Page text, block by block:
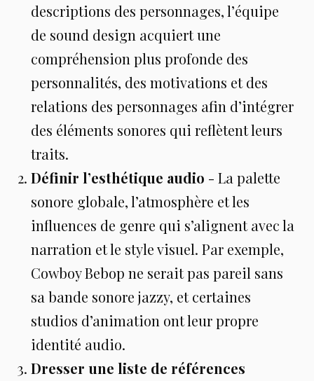
descriptions des personnages, l’équipe
de sound design acquiert une
compréhension plus profonde des
personnalités, des motivations et des
relations des personnages afin d’intégrer
des éléments sonores qui reflètent leurs
traits.
Définir l’esthétique audio - La palette
sonore globale, l’atmosphère et les
influences de genre qui s’alignent avec la
narration et le style visuel. Par exemple,
Cowboy Bebop ne serait pas pareil sans
sa bande sonore jazzy, et certaines
studios d’animation ont leur propre
identité audio.
Dresser une liste de références